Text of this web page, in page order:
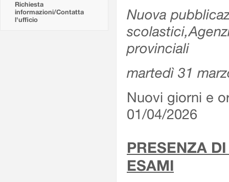
Richiesta
informazioni/Contatta
l'ufficio
Nuova
provinciali
martedì 31
Nuovi giorni e
01/04/2026
PRESENZA
ESAMI